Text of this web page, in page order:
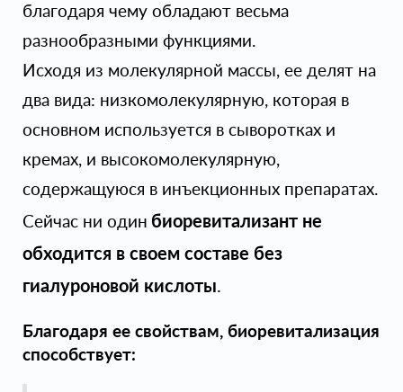
благодаря чему обладают весьма
разнообразными функциями.
Исходя из молекулярной массы, ее делят на
два вида: низкомолекулярную, которая в
основном используется в сыворотках и
кремах, и высокомолекулярную,
содержащуюся в инъекционных препаратах.
Сейчас ни один биоревитализант не
обходится в своем составе без
гиалуроновой кислоты.
Благодаря ее свойствам, биоревитализация
способствует: